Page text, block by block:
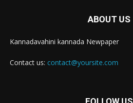
ABOUT US
Kannadavahini kannada Newpaper
Contact us: contact@yoursite.com